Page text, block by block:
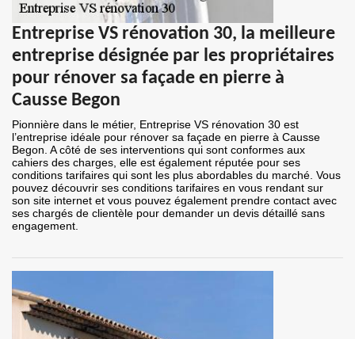
Entreprise VS rénovation 30, la meilleure
entreprise désignée par les propriétaires
pour rénover sa façade en pierre à
Causse Begon
Pionnière dans le métier, Entreprise VS rénovation 30 est
l’entreprise idéale pour rénover sa façade en pierre à Causse
Begon. A côté de ses interventions qui sont conformes aux
cahiers des charges, elle est également réputée pour ses
conditions tarifaires qui sont les plus abordables du marché. Vous
pouvez découvrir ses conditions tarifaires en vous rendant sur
son site internet et vous pouvez également prendre contact avec
ses chargés de clientèle pour demander un devis détaillé sans
engagement.